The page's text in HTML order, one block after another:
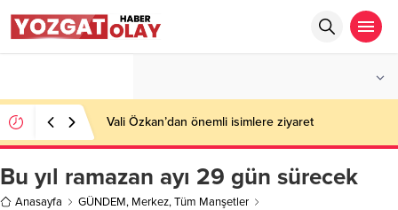
Vali Özkan’dan önemli isimlere ziyaret
Bu yıl ramazan ayı 29 gün sürecek
Anasayfa GÜNDEM, Merkez,Tüm Manşetler